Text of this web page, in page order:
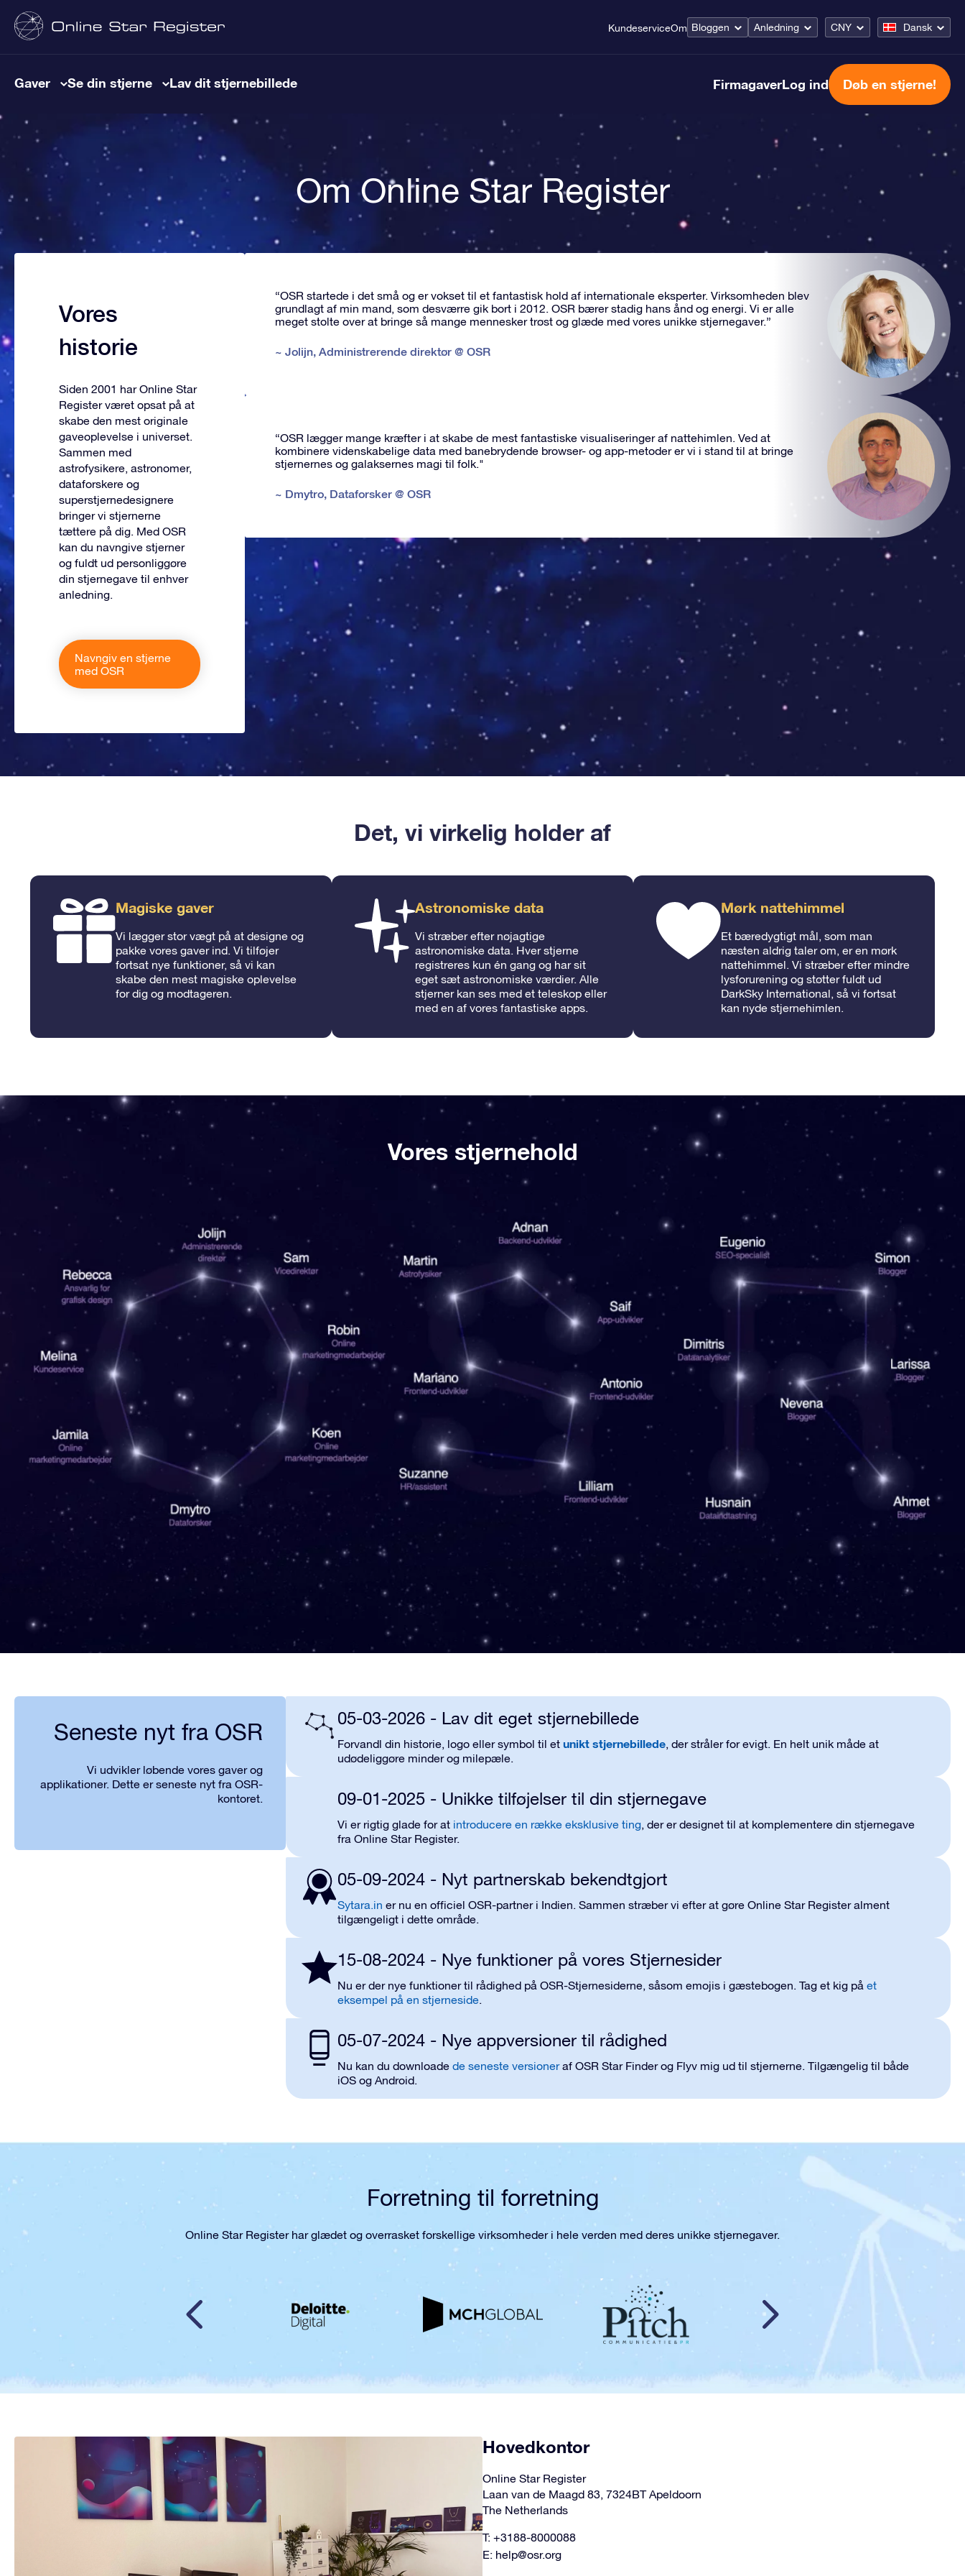
KundeserviceOm Bloggen Anledning CNY Dansk
Gaver Se din stjerne Lav dit stjernebillede FirmagaverLog ind Døb en stjerne!
Om Online Star Register
Vores
historie
Siden 2001 har Online Star
Register været opsat på at
skabe den mest originale
gaveoplevelse i universet.
Sammen med
astrofysikere, astronomer,
dataforskere og
superstjernedesignere
bringer vi stjernerne
tættere på dig. Med OSR
kan du navngive stjerner
og fuldt ud personliggøre
din stjernegave til enhver
anledning.
Navngiv en stjerne
med OSR
“OSR startede i det små og er vokset til et fantastisk hold af internationale eksperter. Virksomheden blev
grundlagt af min mand, som desværre gik bort i 2012. OSR bærer stadig hans ånd og energi. Vi er alle
meget stolte over at bringe så mange mennesker trøst og glæde med vores unikke stjernegaver.”
~ Jolijn, Administrerende direktør @ OSR
“OSR lægger mange kræfter i at skabe de mest fantastiske visualiseringer af nattehimlen. Ved at
kombinere videnskabelige data med banebrydende browser- og app-metoder er vi i stand til at bringe
stjernernes og galaksernes magi til folk."
~ Dmytro, Dataforsker @ OSR
Det, vi virkelig holder af
Magiske gaver
Vi lægger stor vægt på at designe og
pakke vores gaver ind. Vi tilføjer
fortsat nye funktioner, så vi kan
skabe den mest magiske oplevelse
for dig og modtageren.
Astronomiske data
Vi stræber efter nøjagtige
astronomiske data. Hver stjerne
registreres kun én gang og har sit
eget sæt astronomiske værdier. Alle
stjerner kan ses med et teleskop eller
med en af vores fantastiske apps.
Mørk nattehimmel
Et bæredygtigt mål, som man
næsten aldrig taler om, er en mørk
nattehimmel. Vi stræber efter mindre
lysforurening og støtter fuldt ud
DarkSky International, så vi fortsat
kan nyde stjernehimlen.
Vores stjernehold
Seneste nyt fra OSR
Vi udvikler løbende vores gaver og
applikationer. Dette er seneste nyt fra OSR-
kontoret.
05-03-2026 - Lav dit eget stjernebillede
Forvandl din historie, logo eller symbol tiletunikt stjernebillede, der stråler for evigt. En helt unik måde at
udødeliggøre minder og milepæle.
09-01-2025 - Unikke tilføjelser til din stjernegave
Vi er rigtig glade for at introducere en række eksklusive ting, der er designet til at komplementere din stjernegave
fra Online Star Register.
05-09-2024 - Nyt partnerskab bekendtgjort
Sytara.in er nu en officiel OSR-partner i Indien. Sammen stræber vi efter at gøre Online Star Register alment
tilgængeligt i dette område.
15-08-2024 - Nye funktioner på vores Stjernesider
Nu er der nye funktioner til rådighed på OSR-Stjernesiderne, såsom emojis i gæstebogen. Tag et kig pået
eksempel på en stjerneside.
05-07-2024 - Nye appversioner til rådighed
Nu kan du downloadede seneste versioneraf OSR Star Finder og Flyv mig ud til stjernerne. Tilgængelig til både
iOS og Android.
Forretning til forretning
Online Star Register har glædet og overrasket forskellige virksomheder i hele verden med deres unikke stjernegaver.
Hovedkontor
Online Star Register
Laan van de Maagd 83, 7324BT Apeldoorn
The Netherlands
T: +3188-8000088
E: help@osr.org